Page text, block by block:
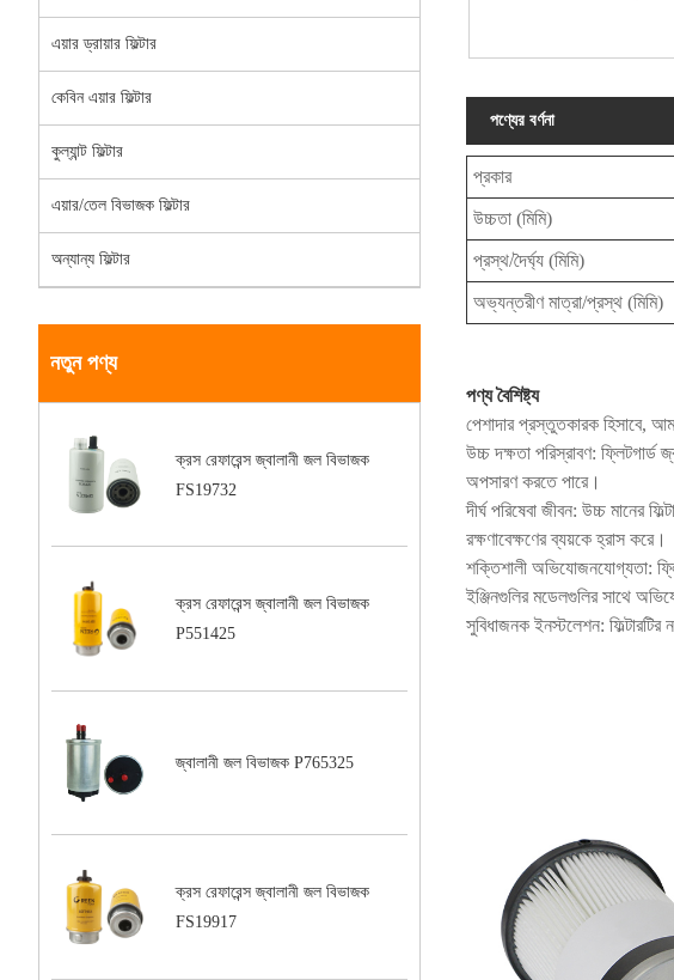
এয়ার ড্রায়ার ফিল্টার
কেবিন এয়ার ফিল্টার
কুল্যান্ট ফিল্টার
এয়ার/তেল বিভাজক ফিল্টার
অন্যান্য ফিল্টার
নতুন পণ্য
ক্রস রেফারেন্স জ্বালানী জল বিভাজক
FS19732
ক্রস রেফারেন্স জ্বালানী জল বিভাজক
P551425
জ্বালানী জল বিভাজক P765325
ক্রস রেফারেন্স জ্বালানী জল বিভাজক
FS19917
পণ্যের বর্ণনা
প্রকার
উচ্চতা (মিমি)
প্রস্থ/দৈর্ঘ্য (মিমি)
অভ্যন্তরীণ মাত্রা/প্রস্থ (মিমি)
পণ্য বৈশিষ্ট্য
পেশাদার প্রস্তুতকারক হিসাবে,
উচ্চ দক্ষতা পরিস্রাবণ: ফ্লিটগার্ড
অপসারণ করতে পারে।
দীর্ঘ পরিষেবা জীবন: উচ্চ মানের
রক্ষণাবেক্ষণের ব্যয়কে হ্রাস করে।
শক্তিশালী অভিযোজনযোগ্যতা:
ইঞ্জিনগুলির মডেলগুলির সাথে
সুবিধাজনক ইনস্টলেশন: ফিল্টারটির